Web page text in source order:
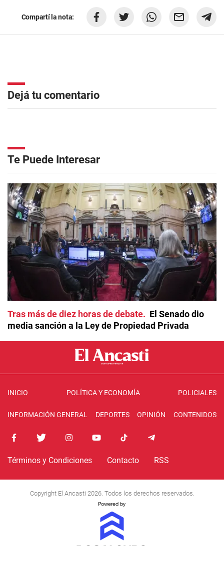
Compartí la nota:
Dejá tu comentario
Te Puede Interesar
Tras más de diez horas de debate
El Senado dio
media sanción a la Ley de Propiedad Privada
INICIO POLÍTICA Y ECONOMÍA POLICIALES
INFORMACIÓN GENERAL DEPORTES OPINIÓN CONTENIDOS
Términos y Condiciones Contacto RSS
Copyright El Ancasti 2026. Todos los derechos reservados.